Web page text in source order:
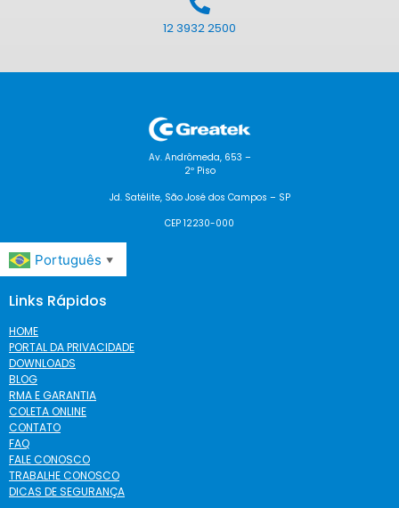
12 3932 2500
Av. Andrômeda, 653 –
2º Piso
Jd. Satélite, São José dos Campos – SP
CEP 12230-000
Português ▼
Links Rápidos
HOME
PORTAL DA PRIVACIDADE
DOWNLOADS
BLOG
RMA E GARANTIA
COLETA ONLINE
CONTATO
FAQ
FALE CONOSCO
TRABALHE CONOSCO
DICAS DE SEGURANÇA